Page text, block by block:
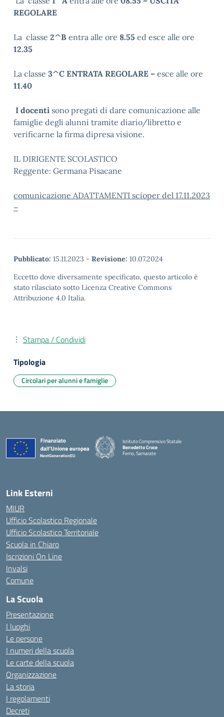
REGOLARE
La classe 2^B entra alle ore 8.55 ed esce alle ore
12.35
La classe 3^C ENTRATA REGOLARE – esce alle ore
11.40
I docenti sono pregati di dare comunicazione alle
famiglie degli alunni tramite diario/libretto e
verificarne la firma dipresa visione.
IL DIRIGENTE SCOLASTICO
Reggente: Germana Pisacane
comunicazione ADATTAMENTI scioper del 17.11.2023
–
Pubblicato: 15.11.2023 - Revisione: 10.07.2024
Eccetto dove diversamente specificato, questo articolo è
stato rilasciato sotto Licenza Creative Commons
Attribuzione 4.0 Italia.
Stampa / Condividi
Tipologia
Circolari per alunni e famiglie
Istituto Comprensivo Statale
Benedetto Croce
Ferno, Samarate
Link Esterni
MIUR
Ufficio Scolastico Regionale
Ufficio Scolastico Territoriale
Scuola in Chiaro
Iscrizioni On Line
Invalsi
Comune
La Scuola
Presentazione
I luoghi
Le persone
I numeri della scuola
Le carte della scuola
Organizzazione
La storia
I regolamenti
Decreti